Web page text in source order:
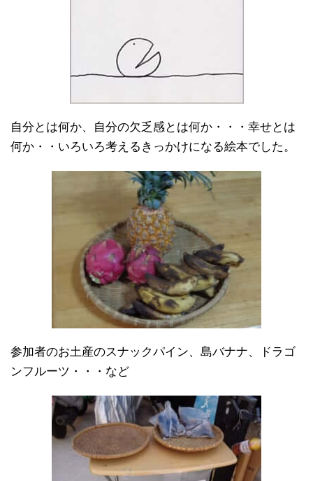
自分とは何か、自分の欠乏感とは何か・・・幸せとは
何か・・いろいろ考えるきっかけになる絵本でした。
参加者のお土産のスナックパイン、島バナナ、ドラゴ
ンフルーツ・・・など